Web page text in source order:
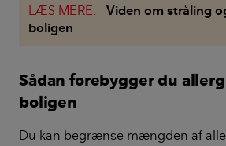
LÆS MERE:
Viden om stråling
boligen
Sådan forebygger du
boligen
Du kan begrænse mængden af